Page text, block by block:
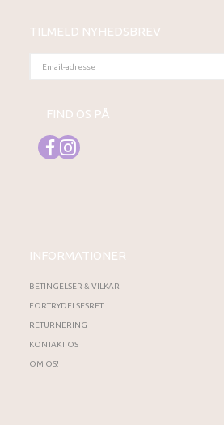
TILMELD NYHEDSBREV
ADRESSE
FIND OS PÅ
INFORMATIONER
BETINGELSER & VILKÅR
FORTRYDELSESRET
RETURNERING
KONTAKT OS
OM OS!